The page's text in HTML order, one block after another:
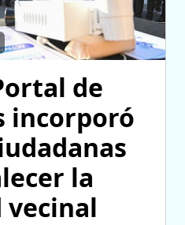
de
incorporó
la
vecinal